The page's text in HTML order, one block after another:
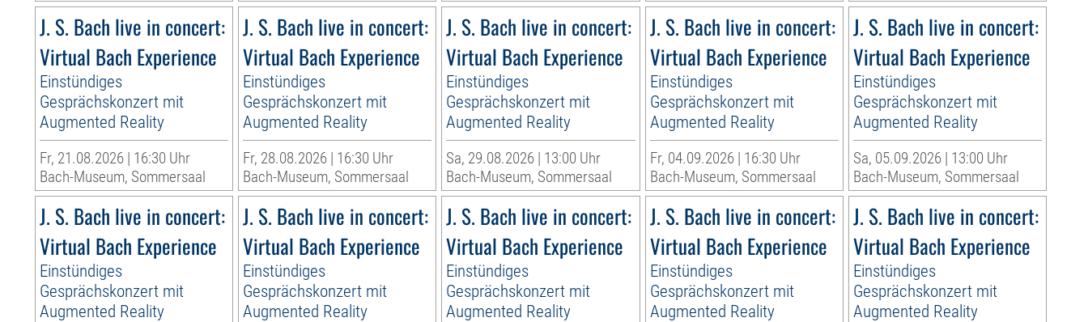
J. S. Bach live in concert:
Virtual Bach Experience
Einstündiges
Gesprächskonzert mit
Augmented Reality
Fr, 21.08.2026 | 16:30 Uhr
Bach-Museum, Sommersaal
J. S. Bach live in concert:
Virtual Bach Experience
Einstündiges
Gesprächskonzert mit
Augmented Reality
Fr, 28.08.2026 | 16:30 Uhr
Bach-Museum, Sommersaal
J. S. Bach live in concert:
Virtual Bach Experience
Einstündiges
Gesprächskonzert mit
Augmented Reality
Sa, 29.08.2026 | 13:00 Uhr
Bach-Museum, Sommersaal
J. S. Bach live in concert:
Virtual Bach Experience
Einstündiges
Gesprächskonzert mit
Augmented Reality
Fr, 04.09.2026 | 16:30 Uhr
Bach-Museum, Sommersaal
J. S. Bach live in concert:
Virtual Bach Experience
Einstündiges
Gesprächskonzert mit
Augmented Reality
Sa, 05.09.2026 | 13:00 Uhr
Bach-Museum, Sommersaal
J. S. Bach live in concert:
Virtual Bach Experience
Einstündiges
Gesprächskonzert mit
Augmented Reality
J. S. Bach live in concert:
Virtual Bach Experience
Einstündiges
Gesprächskonzert mit
Augmented Reality
J. S. Bach live in concert:
Virtual Bach Experience
Einstündiges
Gesprächskonzert mit
Augmented Reality
J. S. Bach live in concert:
Virtual Bach Experience
Einstündiges
Gesprächskonzert mit
Augmented Reality
J. S. Bach live in concert:
Virtual Bach Experience
Einstündiges
Gesprächskonzert mit
Augmented Reality